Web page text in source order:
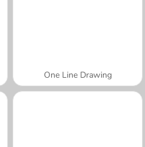
One Line Drawing